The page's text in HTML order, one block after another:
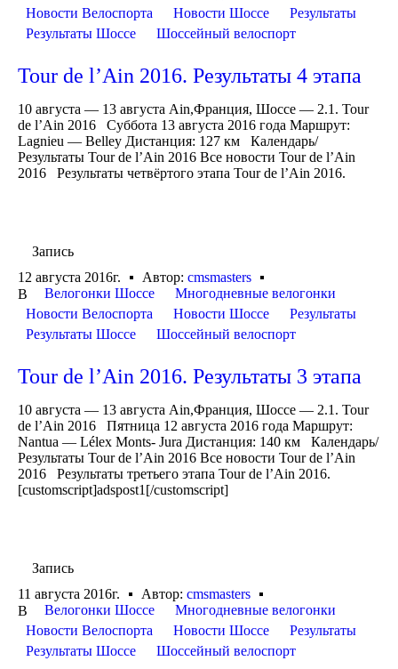
Новости Велоспорта
Новости Шоссе
Результаты
Результаты Шоссе
Шоссейный велоспорт
Tour de l’Ain 2016. Результаты 4 этапа
10 августа — 13 августа Ain,Франция, Шоссе — 2.1. Tour
de l’Ain 2016 Суббота 13 августа 2016 года Маршрут:
Lagnieu — Belley Дистанция: 127 км Календарь/
Результаты Tour de l’Ain 2016 Все новости Tour de l’Ain
2016 Результаты четвёртого этапа Tour de l’Ain 2016.
Запись
12 августа 2016г.
Автор: cmsmasters
В
Велогонки Шоссе
Многодневные велогонки
Новости Велоспорта
Новости Шоссе
Результаты
Результаты Шоссе
Шоссейный велоспорт
Tour de l’Ain 2016. Результаты 3 этапа
10 августа — 13 августа Ain,Франция, Шоссе — 2.1. Tour
de l’Ain 2016 Пятница 12 августа 2016 года Маршрут:
Nantua — Lélex Monts- Jura Дистанция: 140 км Календарь/
Результаты Tour de l’Ain 2016 Все новости Tour de l’Ain
2016 Результаты третьего этапа Tour de l’Ain 2016.
[customscript]adspost1[/customscript]
Запись
11 августа 2016г.
Автор: cmsmasters
В
Велогонки Шоссе
Многодневные велогонки
Новости Велоспорта
Новости Шоссе
Результаты
Результаты Шоссе
Шоссейный велоспорт